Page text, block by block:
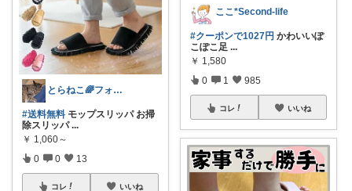
とらねこ🌈フォロー購入感謝です❗
#送料無料 モップスリッパ お掃
除スリッパ ...
￥ 1,060～
0 0 13
コレ いいね
ここ*Second-life
#クーポンで1027円 かわいいぽ
こぽこ足 ...
￥ 1,580
0 1 985
コレ いいね